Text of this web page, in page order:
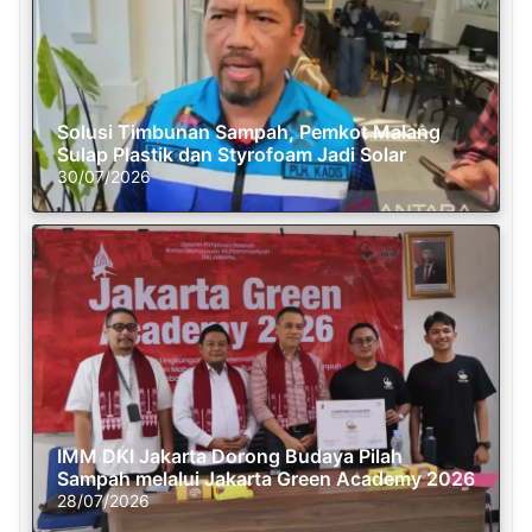
Solusi Timbunan Sampah, Pemkot Malang
Sulap Plastik dan Styrofoam Jadi Solar
30/07/2026
IMM DKI Jakarta Dorong Budaya Pilah
Sampah melalui Jakarta Green Academy 2026
28/07/2026